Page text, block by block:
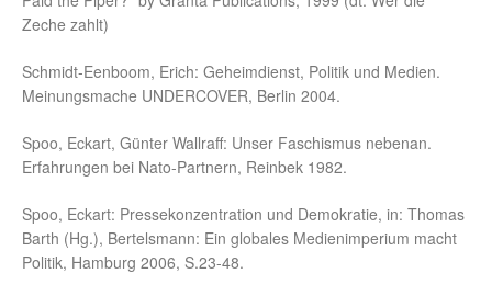
Zeche zahlt)
Schmidt-Eenboom, Erich: Geheimdienst, Politik und Medien.
Meinungsmache UNDERCOVER, Berlin 2004.
Spoo, Eckart, Günter Wallraff: Unser Faschismus nebenan.
Erfahrungen bei Nato-Partnern, Reinbek 1982.
Spoo, Eckart: Pressekonzentration und Demokratie, in: Thomas
Barth (Hg.), Bertelsmann: Ein globales Medienimperium macht
Politik, Hamburg 2006, S.23-48.